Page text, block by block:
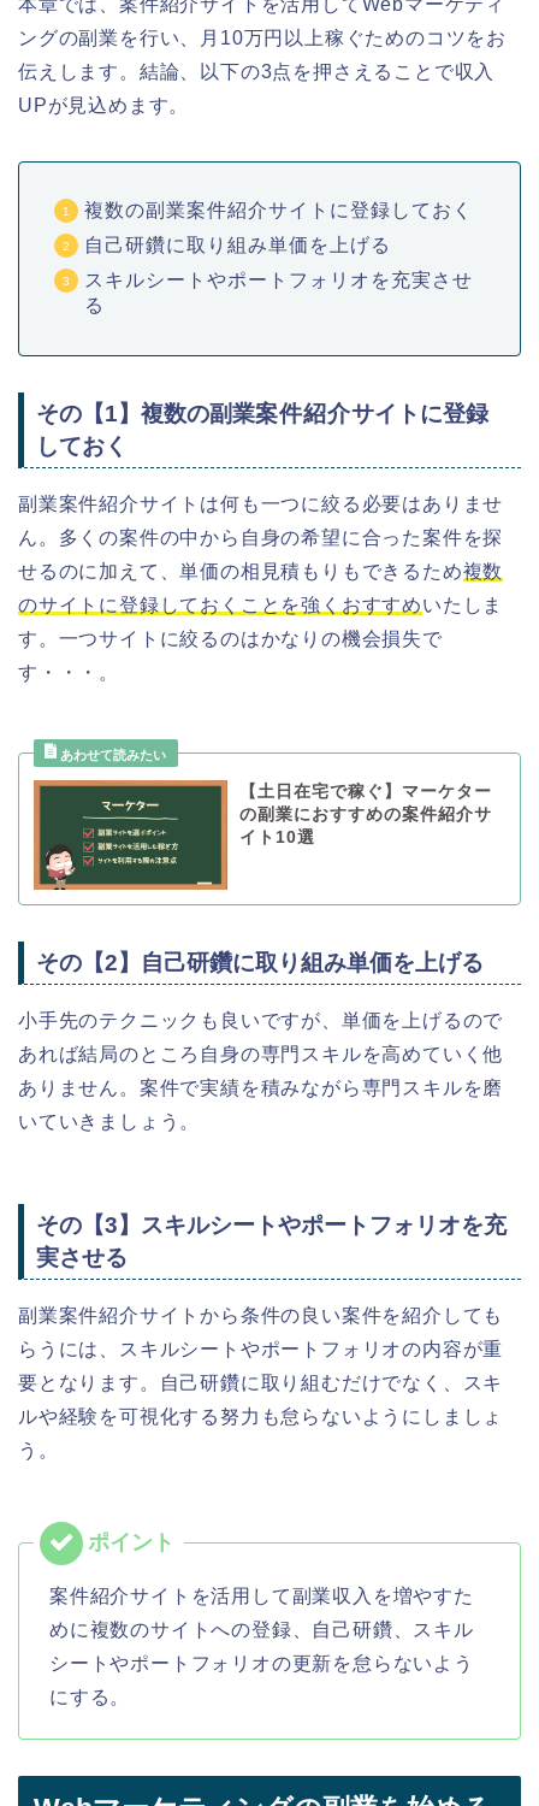
本章では、案件紹介サイトを活用してWebマーケティ
ングの副業を行い、月10万円以上稼ぐためのコツをお
伝えします。結論、以下の3点を押さえることで収入
UPが見込めます。
複数の副業案件紹介サイトに登録しておく
自己研鑽に取り組み単価を上げる
スキルシートやポートフォリオを充実させ
る
その【1】複数の副業案件紹介サイトに登録
しておく
副業案件紹介サイトは何も一つに絞る必要はありませ
ん。多くの案件の中から自身の希望に合った案件を探
せるのに加えて、単価の相見積もりもできるため複数
のサイトに登録しておくことを強くおすすめいたしま
す。一つサイトに絞るのはかなりの機会損失で
す・・・。
【土日在宅で稼ぐ】マーケター
の副業におすすめの案件紹介サ
イト10選
その【2】自己研鑽に取り組み単価を上げる
小手先のテクニックも良いですが、単価を上げるので
あれば結局のところ自身の専門スキルを高めていく他
ありません。案件で実績を積みながら専門スキルを磨
いていきましょう。
その【3】スキルシートやポートフォリオを充
実させる
副業案件紹介サイトから条件の良い案件を紹介しても
らうには、スキルシートやポートフォリオの内容が重
要となります。自己研鑽に取り組むだけでなく、スキ
ルや経験を可視化する努力も怠らないようにしましょ
う。
案件紹介サイトを活用して副業収入を増やすた
めに複数のサイトへの登録、自己研鑽、スキル
シートやポートフォリオの更新を怠らないよう
にする。